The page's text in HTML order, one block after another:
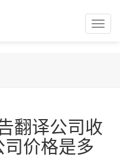
翻译公司收
价格是多